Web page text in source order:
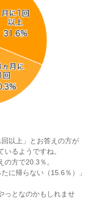
以上」とお答えの方が
るようですね。
方で20.3％。
に帰らない（15.6％）」
っとなのかもしれませ